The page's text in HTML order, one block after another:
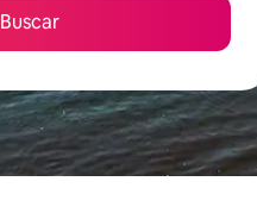
Buscar